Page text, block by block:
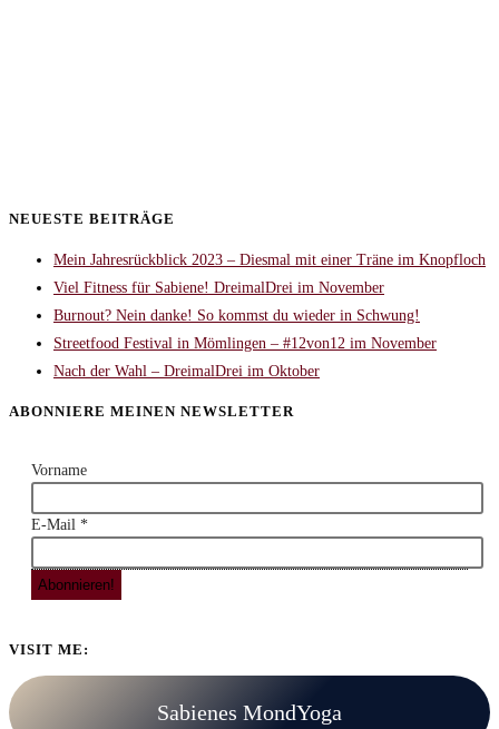
NEUESTE BEITRÄGE
Mein Jahresrückblick 2023 – Diesmal mit einer Träne im Knopfloch
Viel Fitness für Sabiene! DreimalDrei im November
Burnout? Nein danke! So kommst du wieder in Schwung!
Streetfood Festival in Mömlingen – #12von12 im November
Nach der Wahl – DreimalDrei im Oktober
ABONNIERE MEINEN NEWSLETTER
Vorname
E-Mail *
VISIT ME:
Sabienes MondYoga